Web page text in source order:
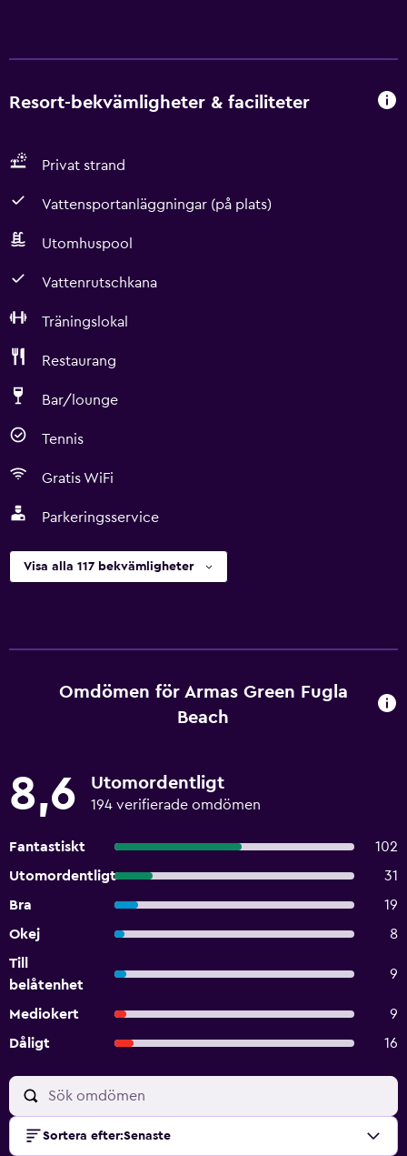
Resort-bekvämligheter & faciliteter
Privat strand
Vattensportanläggningar (på plats)
Utomhuspool
Vattenrutschkana
Träningslokal
Restaurang
Bar/lounge
Tennis
Gratis WiFi
Parkeringsservice
Visa alla 117 bekvämligheter
Omdömen för Armas Green Fugla
Beach
8,6 Utomordentligt
194 verifierade omdömen
Fantastiskt
102
Utomordentligt
31
Bra
19
Okej
8
Till
belåtenhet
9
Mediokert
9
Dåligt
16
Sortera efter:Senaste